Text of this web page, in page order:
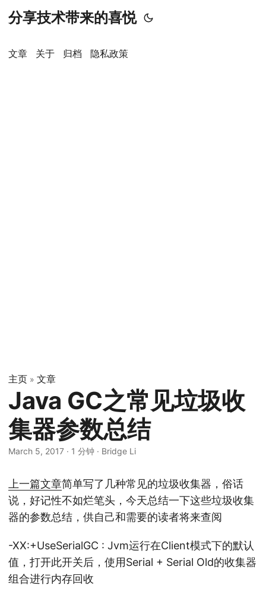
分享技术带来的喜悦
文章 关于 归档 隐私政策
主页 » 文章
Java GC之常见垃圾收
集器参数总结
March 5, 2017 · 1 分钟 · Bridge Li
上一篇文章简单写了几种常见的垃圾收集器，俗话
说，好记性不如烂笔头，今天总结一下这些垃圾收集
器的参数总结，供自己和需要的读者将来查阅
-XX:+UseSerialGC : Jvm运行在Client模式下的默认
值，打开此开关后，使用Serial + Serial Old的收集器
组合进行内存回收